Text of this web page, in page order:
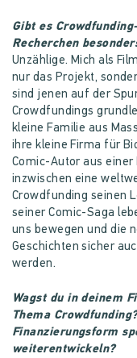
Gibt es
Recherchen
Unzählige. Mich als
nur das Projekt,
sind jenen auf der
Crowdfundings
kleine Familie aus
ihre kleine Firma für
Comic-Autor aus
inzwischen eine
Crowdfunding seinen
seiner Comic-Saga
uns bewegen und die
Geschichten sicher
werden.
Wagst du in deinem
Thema
Finanzierungsform
weiterentwickeln?